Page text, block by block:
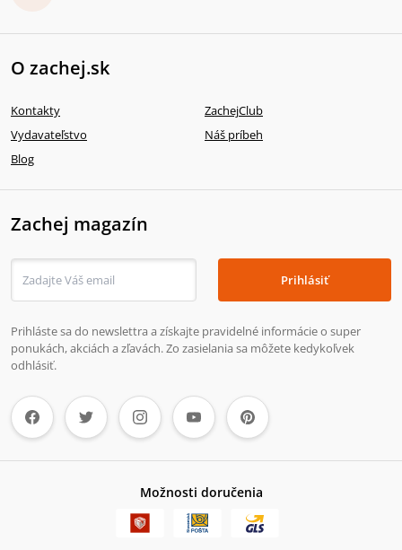
O zachej.sk
Kontakty
ZachejClub
Vydavateľstvo
Náš príbeh
Blog
Zachej magazín
Prihlásiť
Prihláste sa do newslettra a získajte pravidelné informácie o super
ponukách, akciách a zľavách. Zo zasielania sa môžete kedykoľvek
odhlásiť.
Možnosti doručenia